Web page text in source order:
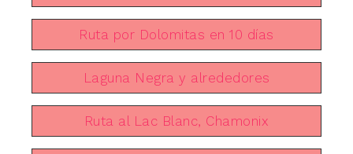
Ruta por Dolomitas en 10 días
Laguna Negra y alrededores
Ruta al Lac Blanc, Chamonix